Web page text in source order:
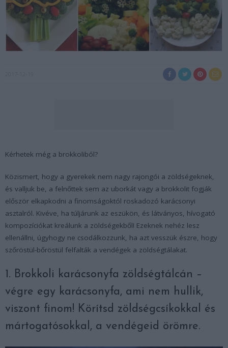
Kérhetek még a brokkoliból?
Közismert, hogy a gyerekek nem nagy rajongói a zöldségeknek,
és valljuk be, a felnőttek sem az uborkát vagy a brokkolit fogják
először elkapkodni a finomságoktól roskadozó karácsonyi
asztalról. Kivéve, ha túljárunk az eszükön, és látványos, hívogató
kompozíciókat kreálunk a zöldségekből! Ezeknek nehéz lesz
ellenállni, úgyhogy ne csodálkozzunk, ha azt vesszük észre, hogy
szőröstül-bőröstül felfalták a vendégek a zöldségtálakat.
1. Brokkoli karácsonyfa zöldségtálcán –
végre egy karácsonyfa, ami nem hullik,
viszont finom! Körítsd zöldségcsíkokkal és
mártogatósokkal, a vendégeid örömre.